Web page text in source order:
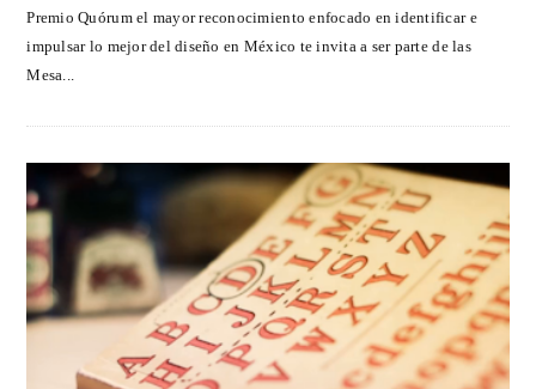
Premio Quórum el mayor reconocimiento enfocado en identificar e
impulsar lo mejor del diseño en México te invita a ser parte de las
Mesa...